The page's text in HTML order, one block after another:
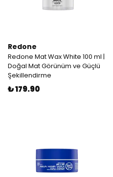
Redone
Redone Mat Wax White 100 ml |
Doğal Mat Görünüm ve Güçlü
Şekillendirme
₺ 179.90